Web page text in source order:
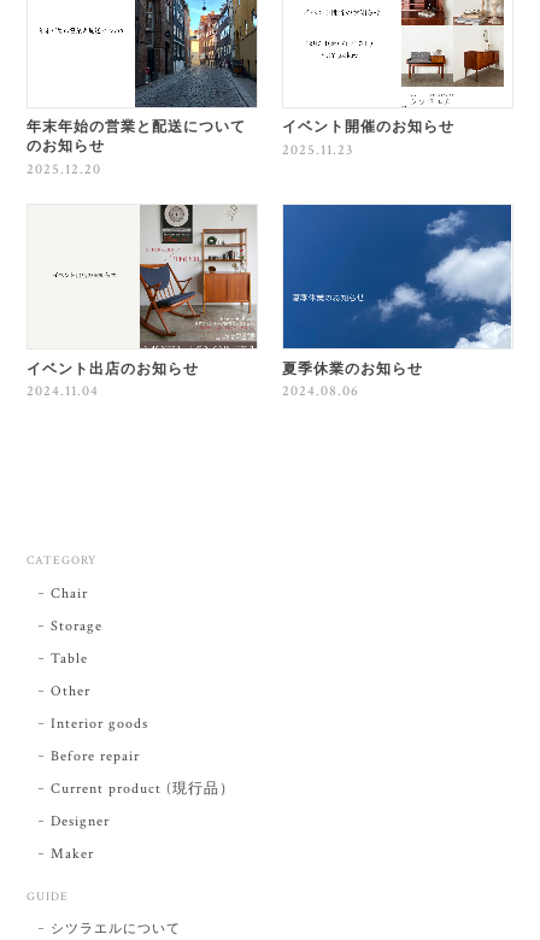
年末年始の営業と配送について
のお知らせ
2025.12.20
イベント開催のお知らせ
2025.11.23
イベント出店のお知らせ
2024.11.04
夏季休業のお知らせ
2024.08.06
CATEGORY
Chair
Storage
Table
Other
Interior goods
Before repair
Current product (現行品）
Designer
Maker
GUIDE
シツラエルについて